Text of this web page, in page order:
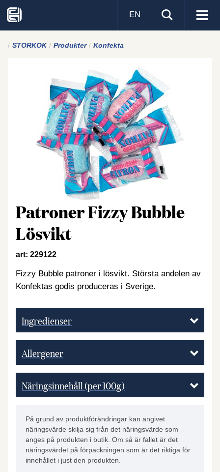
Visa
EN
STORKOK Produkter Konfekta
Patroner Fizzy Bubble
Lösvikt
art: 229122
Fizzy Bubble patroner i lösvikt. Största andelen av
Konfektas godis produceras i Sverige.
Ingredienser
Allergener
Näringsinnehåll (per 100g)
På grund av produktförändringar kan angivet
näringsvärde skilja sig från det näringsvärde som
anges på produkten i butik. Om så är fallet är det
näringsvärdet på förpackningen som är det riktiga för
innehållet i just den produkten.